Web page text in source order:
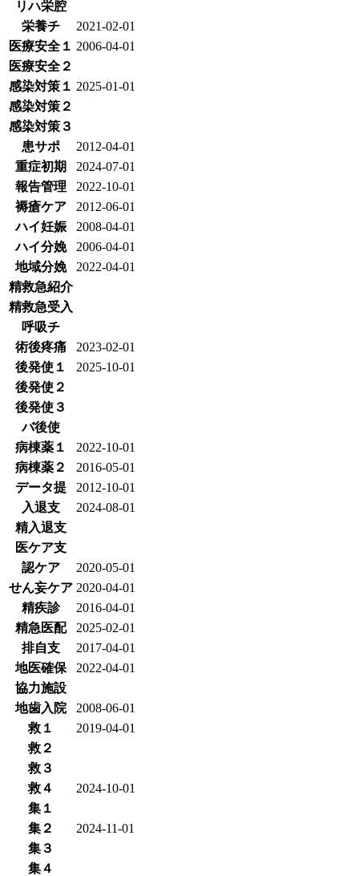
リハ栄腔
栄養チ
2021-02-01
医療安全１ 2006-04-01
医療安全２
感染対策１ 2025-01-01
感染対策２
感染対策３
患サポ
2012-04-01
重症初期
2024-07-01
報告管理
2022-10-01
褥瘡ケア
2012-06-01
ハイ妊娠
2008-04-01
ハイ分娩
2006-04-01
地域分娩
2022-04-01
精救急紹介
精救急受入
呼吸チ
術後疼痛
2023-02-01
後発使１
2025-10-01
後発使２
後発使３
バ後使
病棟薬１
2022-10-01
病棟薬２
2016-05-01
データ提
2012-10-01
入退支
2024-08-01
精入退支
医ケア支
認ケア
2020-05-01
せん妄ケア 2020-04-01
精疾診
2016-04-01
精急医配
2025-02-01
排自支
2017-04-01
地医確保
2022-04-01
協力施設
地歯入院
2008-06-01
救１
2019-04-01
救２
救３
救４
2024-10-01
集１
集２
2024-11-01
集３
集４